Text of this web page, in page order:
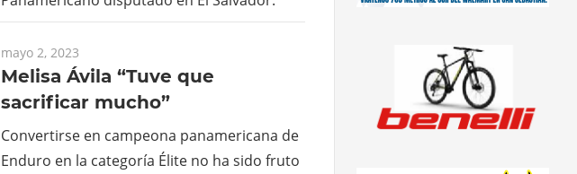
mayo 2, 2023
Melisa Ávila “Tuve que
sacrificar mucho”
Convertirse en campeona panamericana de
Enduro en la categoría Élite no ha sido fruto